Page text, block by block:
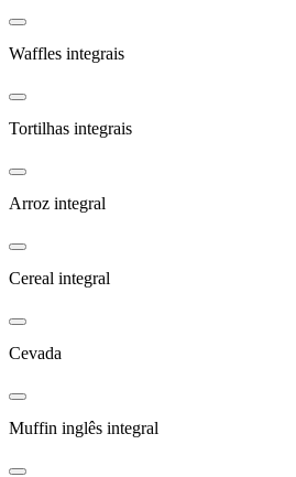
Waffles integrais
Tortilhas integrais
Arroz integral
Cereal integral
Cevada
Muffin inglês integral